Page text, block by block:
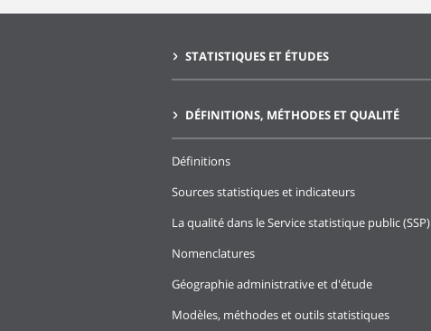
STATISTIQUES ET ÉTUDES
DÉFINITIONS, MÉTHODES ET QUALITÉ
Définitions
Sources statistiques et indicateurs
La qualité dans le Service statistique public (SSP)
Nomenclatures
Géographie administrative et d'étude
Modèles, méthodes et outils statistiques